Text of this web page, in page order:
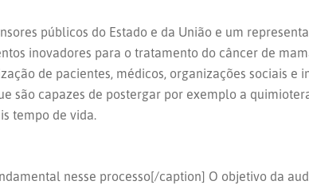
públicos do Estado e da União e um
inovadores para o tratamento do câncer de
de pacientes, médicos, organizações sociais e
são capazes de postergar por exemplo a
tempo de vida.
nesse processo[/caption] O objetivo da